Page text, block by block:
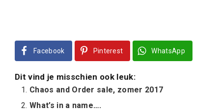
Facebook Pinterest WhatsApp
Dit vind je misschien ook leuk:
Chaos and Order sale, zomer 2017
What’s in a name….